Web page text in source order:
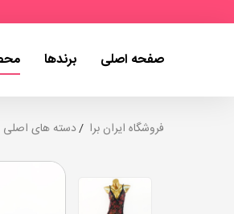
صفحه اصلی برندها
فروشگاه ایران برا دسته های اصلی